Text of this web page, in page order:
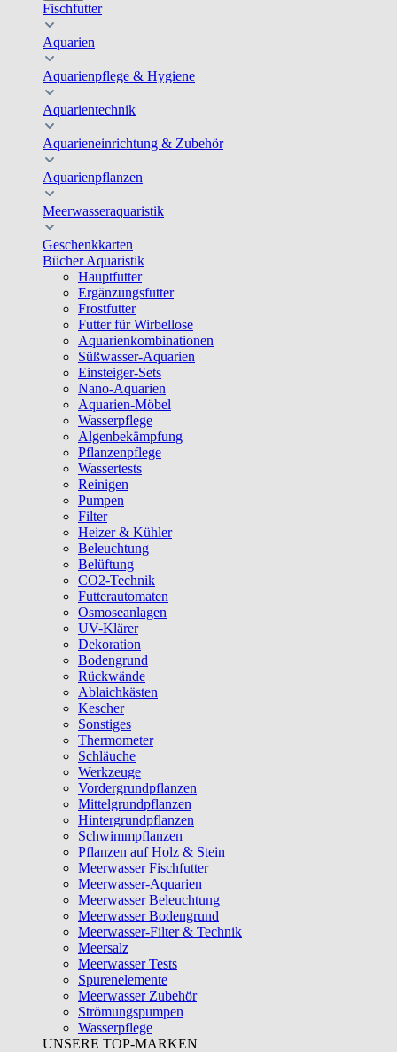
Fischfutter
Aquarien
Aquarienpflege & Hygiene
Aquarientechnik
Aquarieneinrichtung & Zubehör
Aquarienpflanzen
Meerwasseraquaristik
Geschenkkarten
Bücher Aquaristik
Hauptfutter
Ergänzungsfutter
Frostfutter
Futter für Wirbellose
Aquarienkombinationen
Süßwasser-Aquarien
Einsteiger-Sets
Nano-Aquarien
Aquarien-Möbel
Wasserpflege
Algenbekämpfung
Pflanzenpflege
Wassertests
Reinigen
Pumpen
Filter
Heizer & Kühler
Beleuchtung
Belüftung
CO2-Technik
Futterautomaten
Osmoseanlagen
UV-Klärer
Dekoration
Bodengrund
Rückwände
Ablaichkästen
Kescher
Sonstiges
Thermometer
Schläuche
Werkzeuge
Vordergrundpflanzen
Mittelgrundpflanzen
Hintergrundpflanzen
Schwimmpflanzen
Pflanzen auf Holz & Stein
Meerwasser Fischfutter
Meerwasser-Aquarien
Meerwasser Beleuchtung
Meerwasser Bodengrund
Meerwasser-Filter & Technik
Meersalz
Meerwasser Tests
Spurenelemente
Meerwasser Zubehör
Strömungspumpen
Wasserpflege
UNSERE TOP-MARKEN